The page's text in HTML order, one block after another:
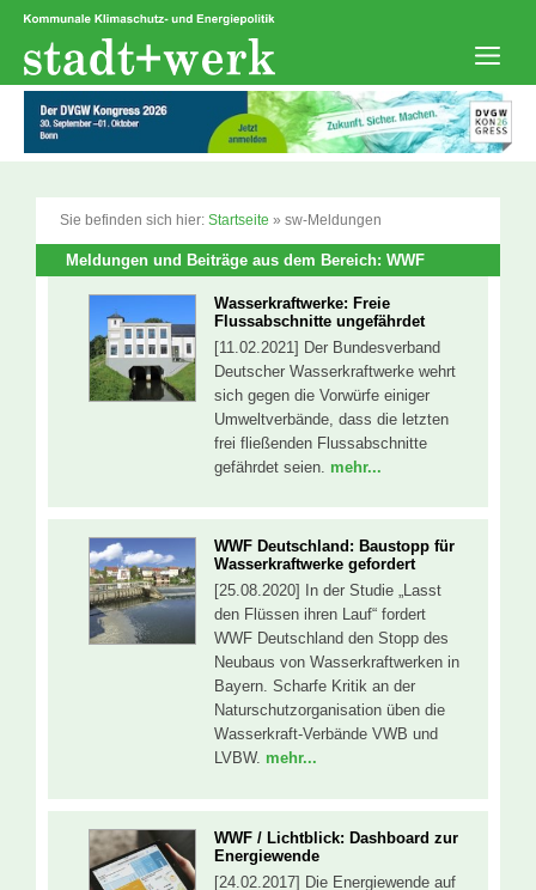
Zum
springen
Sie befinden sich hier: Startseite » sw-Meldungen
Meldungen und Beiträge aus dem Bereich: WWF
Wasserkraftwerke: Freie
Flussabschnitte ungefährdet
[11.02.2021] Der Bundesverband
Deutscher Wasserkraftwerke wehrt
sich gegen die Vorwürfe einiger
Umweltverbände, dass die letzten
frei fließenden Flussabschnitte
gefährdet seien. mehr...
WWF Deutschland: Baustopp für
Wasserkraftwerke gefordert
[25.08.2020] In der Studie „Lasst
den Flüssen ihren Lauf“ fordert
WWF Deutschland den Stopp des
Neubaus von Wasserkraftwerken in
Bayern. Scharfe Kritik an der
Naturschutzorganisation üben die
Wasserkraft-Verbände VWB und
LVBW. mehr...
WWF / Lichtblick: Dashboard zur
Energiewende
[24.02.2017] Die Energiewende auf